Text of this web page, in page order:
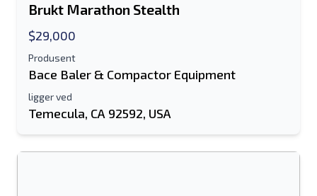
Brukt Marathon Stealth
$29,000
Produsent
Bace Baler & Compactor Equipment
ligger ved
Temecula, CA 92592, USA